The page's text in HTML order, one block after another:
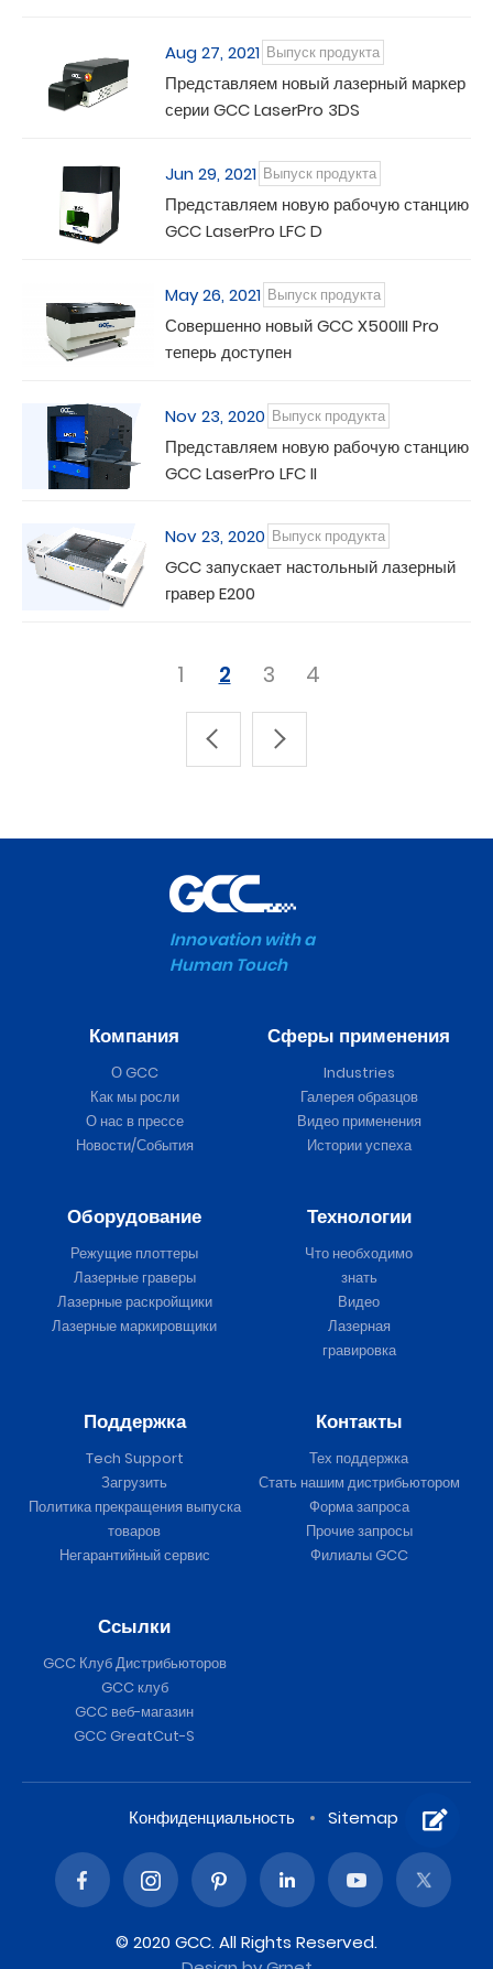
Aug 27, 2021 Выпуск продукта
Представляем новый лазерный маркер
серии GCC LaserPro 3DS
Jun 29, 2021 Выпуск продукта
Представляем новую рабочую станцию
GCC LaserPro LFC D
May 26, 2021 Выпуск продукта
Совершенно новый GCC X500III Pro
теперь доступен
Nov 23, 2020 Выпуск продукта
Представляем новую рабочую станцию
GCC LaserPro LFC II
Nov 23, 2020 Выпуск продукта
GCC запускает настольный лазерный
гравер E200
1 2 3 4
Innovation with a
Human Touch
Компания
О GCC
Как мы росли
О нас в прессе
Новости/События
Сферы применения
Industries
Галерея образцов
Видео применения
Истории успеха
Оборудование
Режущие плоттеры
Лазерные граверы
Лазерные раскройщики
Лазерные маркировщики
Технологии
Что необходимо
знать
Видео
Лазерная
гравировка
Поддержка
Tech Support
Загрузить
Политика прекращения выпуска
товаров
Негарантийный сервис
Контакты
Тех поддержка
Стать нашим дистрибьютором
Форма запроса
Прочие запросы
Филиалы GCC
Ссылки
GCC Клуб Дистрибьюторов
GCC клуб
GCC веб-магазин
GCC GreatCut-S
Конфиденциальность Sitemap
© 2020 GCC. All Rights Reserved.